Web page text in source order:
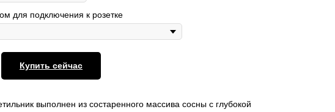
для подключения к розетке
Купить сейчас
выполнен из состаренного массива сосны с глубокой